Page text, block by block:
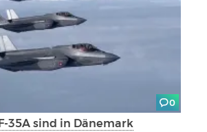
0
35A sind in Dänemark